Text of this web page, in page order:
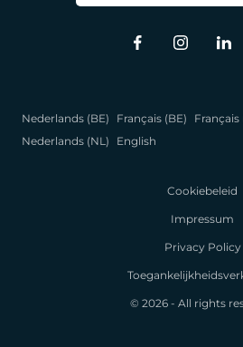
Nederlands (BE) Français (BE) Français
Nederlands (NL)
English
Cookiebeleid
Impressum
Privacy Policy
© 2026 - All rights